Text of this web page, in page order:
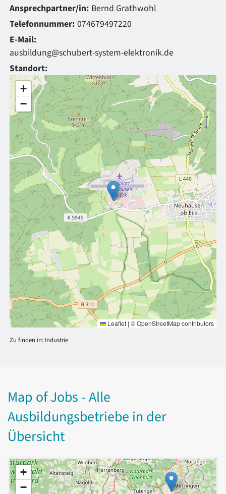
Ansprechpartner/in: Bernd Grathwohl
Telefonnummer: 074679497220
E-Mail:
ausbildung@schubert-system-elektronik.de
Standort:
+
−
Leaflet | ©OpenStreetMapcontributors
Zu finden in: Industrie
Map of Jobs - Alle
Ausbildungsbetriebe in der
Übersicht
+
−